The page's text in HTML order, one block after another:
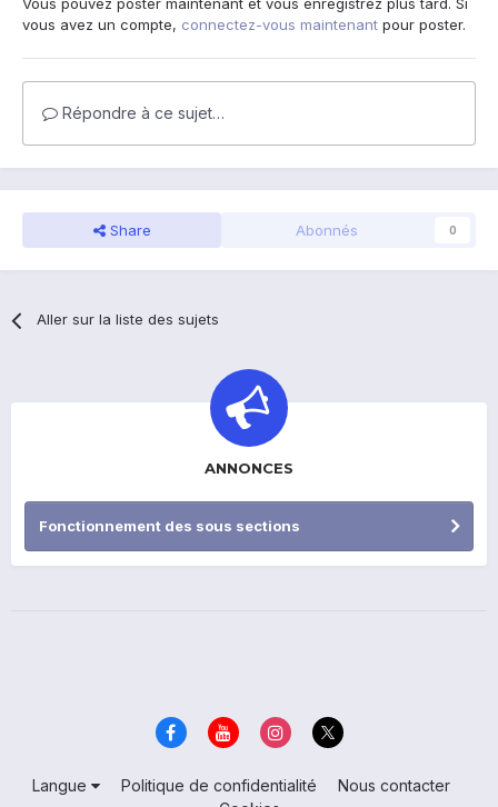
Vous pouvez poster maintenant et vous enregistrez plus tard. Si
vous avez un compte, connectez-vous maintenant pour poster.
Répondre à ce sujet…
Share Abonnés 0
Aller sur la liste des sujets
ANNONCES
Fonctionnement des sous sections
Langue Politique de confidentialité
Nous contacter